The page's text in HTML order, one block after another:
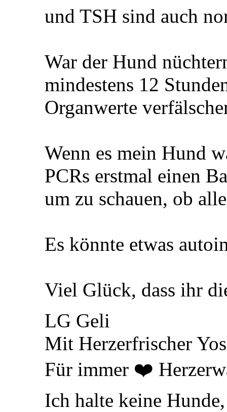
und TSH sind auch
War der Hund
mindestens 12
Organwerte
Wenn es mein Hund
PCRs erstmal einen
um zu schauen, ob
Es könnte etwas
Viel Glück, dass ihr
LG Geli
Mit Herzerfrischer
Für immer ❤️
Ich halte keine